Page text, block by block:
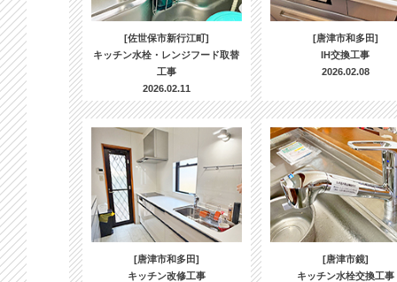
[佐世保市新行江町]
キッチン水栓・レンジフード取替
工事
2026.02.11
[唐津市和多田]
IH交換工事
2026.02.08
[唐津市和多田]
キッチン改修工事
[唐津市鏡]
キッチン水栓交換工事